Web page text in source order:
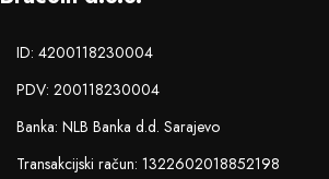
ID: 4200118230004
PDV: 200118230004
Banka: NLB Banka d.d. Sarajevo
Transakcijski račun: 1322602018852198